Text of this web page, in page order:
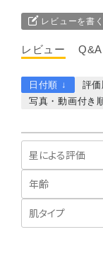
レビューを書く
レビュー Q&A
日付順 ↓ 評価
写真・動画付き